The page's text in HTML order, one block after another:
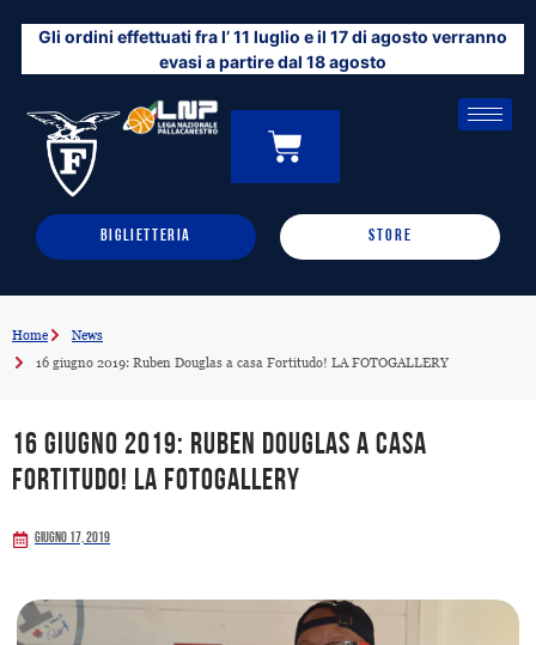
contenuto
Gli ordini effettuati fra l’ 11 luglio e il 17 di agosto verranno
evasi a partire dal 18 agosto
0
CARRELLO
BIGLIETTERIA STORE
Home
News
16 giugno 2019: Ruben Douglas a casa Fortitudo! LA FOTOGALLERY
16 giugno 2019: Ruben Douglas a casa
Fortitudo! LA FOTOGALLERY
Giugno 17, 2019